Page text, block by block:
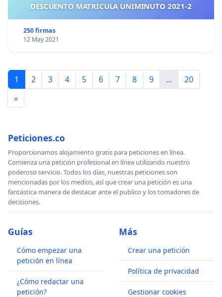
DESCUENTO MATRICULA UNIMINUTO 2021-2
250 firmas
12 May 2021
1 2 3 4 5 6 7 8 9 ...
20
»
Peticiones.co
Proporcionamos alojamiento gratis para peticiones en línea.
Comienza una petición profesional en línea utilizando nuestro
poderoso servicio. Todos los días, nuestras peticiones son
mencionadas por los medios, así que crear una petición es una
fantástica manera de destacar ante el publico y los tomadores de
decisiones.
Guías
Cómo empezar una
petición en línea
¿Cómo redactar una
petición?
Más
Crear una petición
Política de privacidad
Gestionar cookies